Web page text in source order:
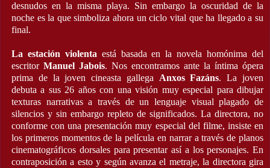
desnudos en la misma playa. Sin embargo la oscuridad de la
noche es la que simboliza ahora un ciclo vital que ha llegado a su
final.
La estación violentaestá basada en la novela homónima del
escritor Manuel Jabois. Nos encontramos ante la íntima ópera
prima de la joven cineasta gallega Anxos Fazáns. La joven
debuta a sus 26 años con una visión muy especial para dibujar
texturas narrativas a través de un lenguaje visual plagado de
silencios y sin embargo repleto de significados. La directora, no
conforme con una presentación muy especial del filme, insiste en
los primeros momentos de la película en narrar a través de planos
cinematográficos dorsales para presentar así a los personajes. En
contraposición a esto y según avanza el metraje, la directora gira